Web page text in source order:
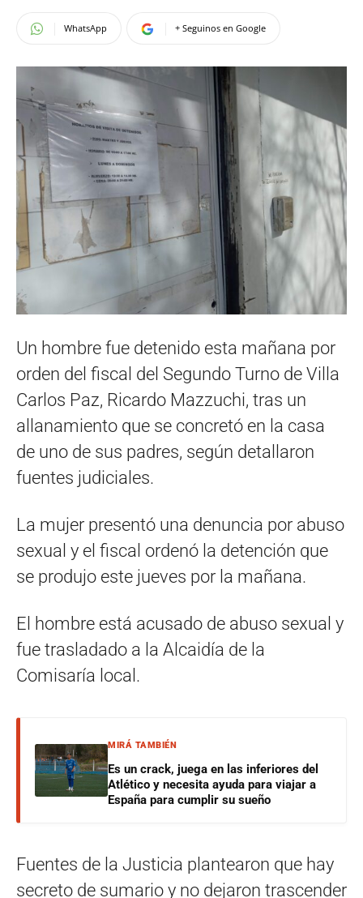
WhatsApp + Seguinos en Google
Un hombre fue detenido esta mañana por
orden del fiscal del Segundo Turno de Villa
Carlos Paz, Ricardo Mazzuchi, tras un
allanamiento que se concretó en la casa
de uno de sus padres, según detallaron
fuentes judiciales.
La mujer presentó una denuncia por abuso
sexual y el fiscal ordenó la detención que
se produjo este jueves por la mañana.
El hombre está acusado de abuso sexual y
fue trasladado a la Alcaidía de la
Comisaría local.
MIRÁ TAMBIÉN
Es un crack, juega en las inferiores del
Atlético y necesita ayuda para viajar a
España para cumplir su sueño
Fuentes de la Justicia plantearon que hay
secreto de sumario y no dejaron trascender